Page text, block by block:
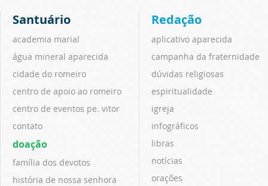
Santuário
academia marial
água mineral aparecida
cidade do romeiro
centro de apoio ao romeiro
centro de eventos pe. vitor
contato
doação
família dos devotos
história de nossa senhora
Redação
aplicativo aparecida
campanha da fraternidade
dúvidas religiosas
espiritualidade
igreja
infográficos
libras
notícias
orações